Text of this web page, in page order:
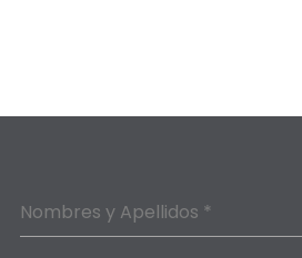
Nombres y Apellidos *